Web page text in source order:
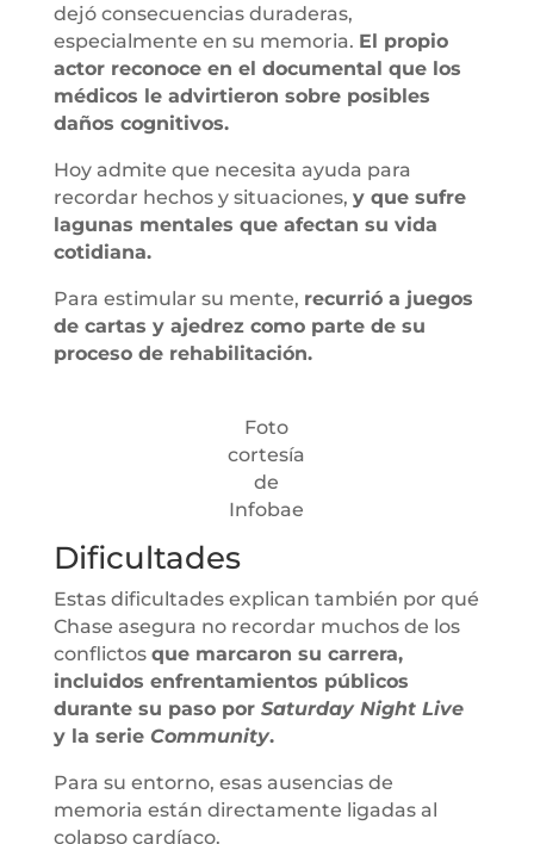
dejó consecuencias duraderas,
especialmente en su memoria. El propio
actor reconoce en el documental que los
médicos le advirtieron sobre posibles
daños cognitivos.
Hoy admite que necesita ayuda para
recordar hechos y situaciones, y que sufre
lagunas mentales que afectan su vida
cotidiana.
Para estimular su mente, recurrió a juegos
de cartas y ajedrez como parte de su
proceso de rehabilitación.
Foto
cortesía
de
Infobae
Dificultades
Estas dificultades explican también por qué
Chase asegura no recordar muchos de los
conflictos que marcaron su carrera,
incluidos enfrentamientos públicos
durante su paso por Saturday Night Live
y la serie Community.
Para su entorno, esas ausencias de
memoria están directamente ligadas al
colapso cardíaco.